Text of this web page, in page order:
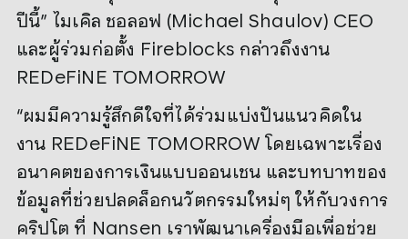
ปีนี้” ไมเคิล ชอลอฟ (Michael Shaulov) CEO
และผู้ร่วมก่อตั้ง Fireblocks กล่าวถึงงาน
REDeFiNE TOMORROW
“ผมมีความรู้สึกดีใจที่ได้ร่วมแบ่งปันแนวคิดใน
งาน REDeFiNE TOMORROW โดยเฉพาะเรื่อง
อนาคตของการเงินแบบออนเชน และบทบาทของ
ข้อมูลที่ช่วยปลดล็อกนวัตกรรมใหม่ๆ ให้กับวงการ
คริปโต ที่ Nansen เราพัฒนาเครื่องมือเพื่อช่วย